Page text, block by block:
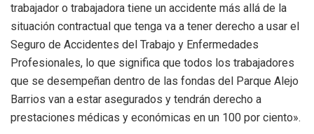
trabajador o trabajadora tiene un accidente más allá de la
situación contractual que tenga va a tener derecho a usar el
Seguro de Accidentes del Trabajo y Enfermedades
Profesionales, lo que significa que todos los trabajadores
que se desempeñan dentro de las fondas del Parque Alejo
Barrios van a estar asegurados y tendrán derecho a
prestaciones médicas y económicas en un 100 por ciento».